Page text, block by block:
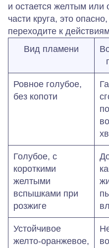
и остается желтым
части круга, это опасно,
переходите к
Вид пламени
Ровное голубое,
без копоти
Голубое, с
короткими
желтыми
вспышками при
розжиге
Устойчивое
желто‑оранжевое,